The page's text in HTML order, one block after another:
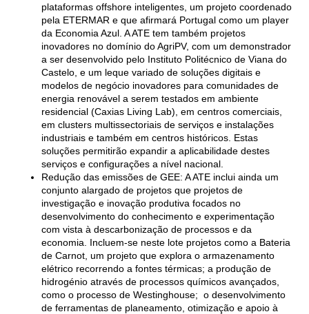
plataformas offshore inteligentes, um projeto coordenado
pela ETERMAR e que afirmará Portugal como um player
da Economia Azul. A ATE tem também projetos
inovadores no domínio do AgriPV, com um demonstrador
a ser desenvolvido pelo Instituto Politécnico de Viana do
Castelo, e um leque variado de soluções digitais e
modelos de negócio inovadores para comunidades de
energia renovável a serem testados em ambiente
residencial (Caxias Living Lab), em centros comerciais,
em clusters multissectoriais de serviços e instalações
industriais e também em centros históricos. Estas
soluções permitirão expandir a aplicabilidade destes
serviços e configurações a nível nacional.
Redução das emissões de GEE: A ATE inclui ainda um
conjunto alargado de projetos que projetos de
investigação e inovação produtiva focados no
desenvolvimento do conhecimento e experimentação
com vista à descarbonização de processos e da
economia. Incluem-se neste lote projetos como a Bateria
de Carnot, um projeto que explora o armazenamento
elétrico recorrendo a fontes térmicas; a produção de
hidrogénio através de processos químicos avançados,
como o processo de Westinghouse; o desenvolvimento
de ferramentas de planeamento, otimização e apoio à